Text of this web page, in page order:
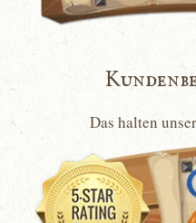
Das halten